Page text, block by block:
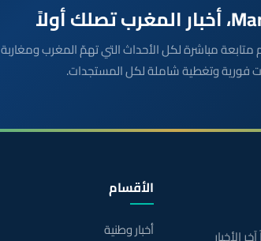
المغرب 24 يوفّر لكم متابعة مباشرة لكل الأحداث التي تهمّ المغرب ومغاربة
فورية وتغطية شاملة لكل المستجدات.
الأقسام
أخبار وطنية